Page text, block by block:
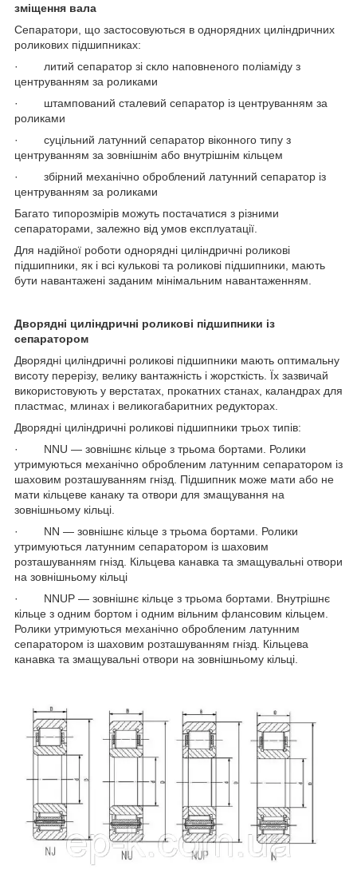
зміщення вала
Сепаратори, що застосовуються в однорядних циліндричних
роликових підшипниках:
· литий сепаратор зі скло наповненого поліаміду з
центруванням за роликами
· штампований сталевий сепаратор із центруванням за
роликами
· суцільний латунний сепаратор віконного типу з
центруванням за зовнішнім або внутрішнім кільцем
· збірний механічно оброблений латунний сепаратор із
центруванням за роликами
Багато типорозмірів можуть постачатися з різними
сепараторами, залежно від умов експлуатації.
Для надійної роботи однорядні циліндричні роликові
підшипники, як і всі кулькові та роликові підшипники, мають
бути навантажені заданим мінімальним навантаженням.
Дворядні циліндричні роликові підшипники із
сепаратором
Дворядні циліндричні роликові підшипники мають оптимальну
висоту перерізу, велику вантажність і жорсткість. Їх зазвичай
використовують у верстатах, прокатних станах, каландрах для
пластмас, млинах і великогабаритних редукторах.
Дворядні циліндричні роликові підшипники трьох типів:
· NNU — зовнішнє кільце з трьома бортами. Ролики
утримуються механічно обробленим латунним сепаратором із
шаховим розташуванням гнізд. Підшипник може мати або не
мати кільцеве канаку та отвори для змащування на
зовнішньому кільці.
· NN — зовнішнє кільце з трьома бортами. Ролики
утримуються латунним сепаратором із шаховим
розташуванням гнізд. Кільцева канавка та змащувальні отвори
на зовнішньому кільці
· NNUP — зовнішнє кільце з трьома бортами. Внутрішнє
кільце з одним бортом і одним вільним флансовим кільцем.
Ролики утримуються механічно обробленим латунним
сепаратором із шаховим розташуванням гнізд. Кільцева
канавка та змащувальні отвори на зовнішньому кільці.